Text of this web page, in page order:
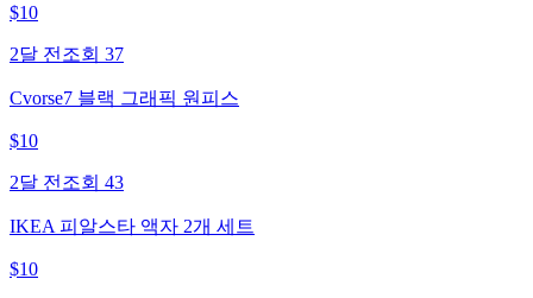
$10
2달 전 조회 37
Cvorse7 블랙 그래픽 원피스
$10
2달 전 조회 43
IKEA 피알스타 액자 2개 세트
$10